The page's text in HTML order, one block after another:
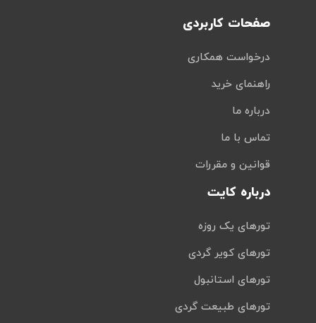
صفحات کاربردی
درخواست همکاری
راهنمای خرید
درباره ما
تماس با ما
قوانین و مقررات
درباره کایت
تورهای یک روزه
تورهای کویر گردی
تورهای استانبول
تورهای طبیعت گردی